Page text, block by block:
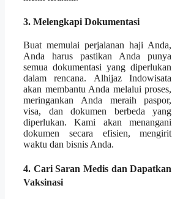
3. Melengkapi Dokumentasi
Buat memulai perjalanan haji Anda,
Anda harus pastikan Anda punya
semua dokumentasi yang diperlukan
dalam rencana. Alhijaz Indowisata
akan membantu Anda melalui proses,
meringankan Anda meraih paspor,
visa, dan dokumen berbeda yang
diperlukan. Kami akan menangani
dokumen secara efisien, mengirit
waktu dan bisnis Anda.
4. Cari Saran Medis dan Dapatkan
Vaksinasi